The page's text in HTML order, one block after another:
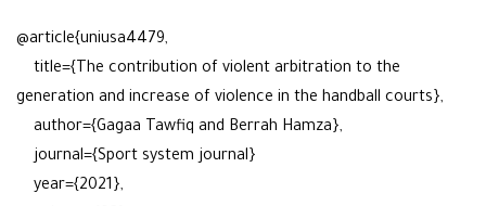
@article{uniusa4479,
title={The contribution of violent arbitration to the
generation and increase of violence in the handball
author={Gagaa Tawfiq and Berrah Hamza},
journal={Sport system journal}
year={2021},